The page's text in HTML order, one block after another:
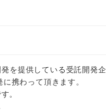
を提供している受託開発企
携わって頂きます。
。